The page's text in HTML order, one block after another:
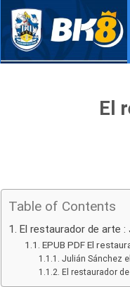
El
Table of Contents
El restaurador de arte :
EPUB PDF El
Julián Sánchez
El restaurador